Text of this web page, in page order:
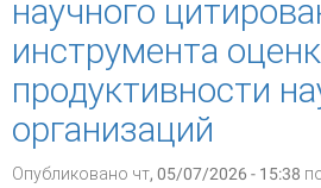
научного
инструмента
продуктивности
организаций
Опубликовано чт, 05/07/2026 - 15:38